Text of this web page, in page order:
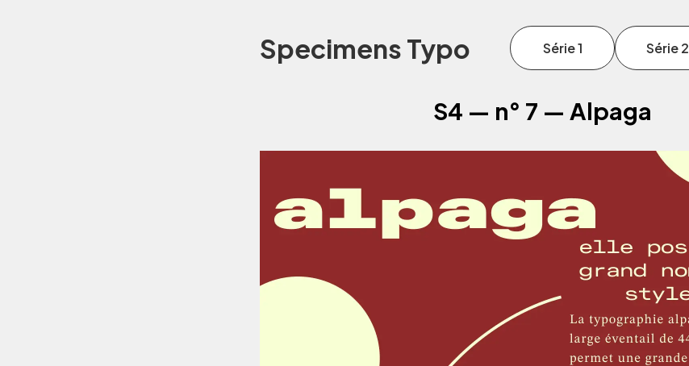
Specimens Typo Série 1 Série 2
S4 — n° 7 — Alpaga